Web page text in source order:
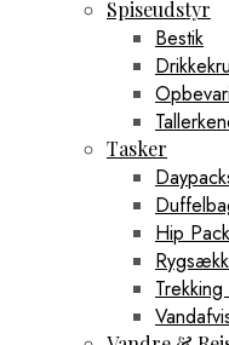
Spiseudstyr
Bestik
Tasker
Hip